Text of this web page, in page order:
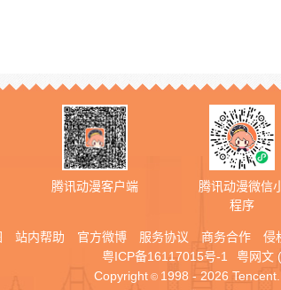
腾讯动漫客户端
腾讯动漫微信
程序
站内帮助 官方微博 服务协议 商务合作 侵
粤ICP备16117015号-1
粤网文
Copyright © 1998 - 2026